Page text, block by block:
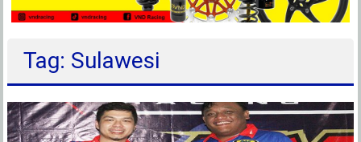
Tag: Sulawesi